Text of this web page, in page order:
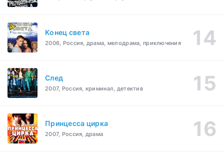
Конец света
2006, Россия, драма, мелодрама, приключения
След
2007, Россия, криминал, детектив
Принцесса цирка
2007, Россия, драма